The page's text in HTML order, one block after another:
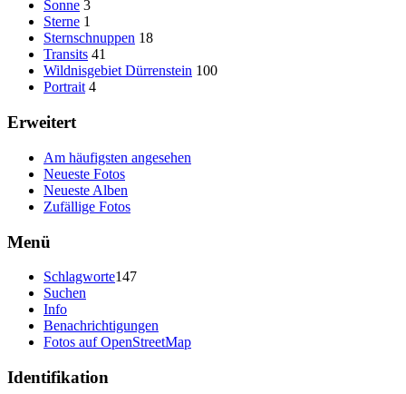
Sonne 3
Sterne 1
Sternschnuppen 18
Transits 41
Wildnisgebiet Dürrenstein 100
Portrait 4
Erweitert
Am häufigsten angesehen
Neueste Fotos
Neueste Alben
Zufällige Fotos
Menü
Schlagworte147
Suchen
Info
Benachrichtigungen
Fotos auf OpenStreetMap
Identifikation